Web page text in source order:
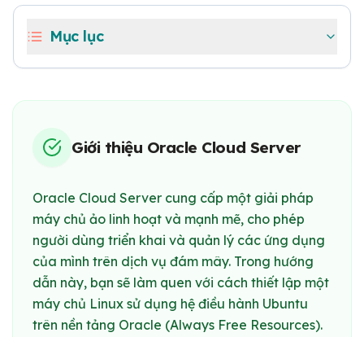
Mục lục
Giới thiệu Oracle Cloud Server
Oracle Cloud Server cung cấp một giải pháp
máy chủ ảo linh hoạt và mạnh mẽ, cho phép
người dùng triển khai và quản lý các ứng dụng
của mình trên dịch vụ đám mây. Trong hướng
dẫn này, bạn sẽ làm quen với cách thiết lập một
máy chủ Linux sử dụng hệ điều hành Ubuntu
trên nền tảng Oracle (Always Free Resources).